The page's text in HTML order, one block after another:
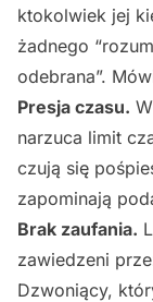
ktokolwiek jej
żadnego
odebrana”.
Presja czasu.
narzuca limit
czują się
zapominają
Brak zaufania.
zawiedzeni
Dzwoniący,